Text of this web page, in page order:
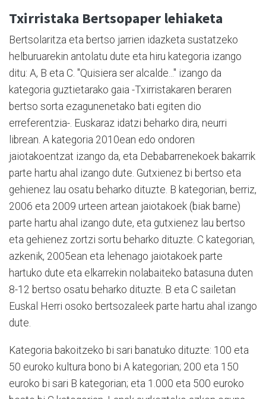
Txirristaka Bertsopaper lehiaketa
Bertsolaritza eta bertso jarrien idazketa sustatzeko
helburuarekin antolatu dute eta hiru kategoria izango
ditu: A, B eta C. "Quisiera ser alcalde..." izango da
kategoria guztietarako gaia -Txirristakaren beraren
bertso sorta ezagunenetako bati egiten dio
erreferentzia-. Euskaraz idatzi beharko dira, neurri
librean. A kategoria 2010ean edo ondoren
jaiotakoentzat izango da, eta Debabarrenekoek bakarrik
parte hartu ahal izango dute. Gutxienez bi bertso eta
gehienez lau osatu beharko dituzte. B kategorian, berriz,
2006 eta 2009 urteen artean jaiotakoek (biak barne)
parte hartu ahal izango dute, eta gutxienez lau bertso
eta gehienez zortzi sortu beharko dituzte. C kategorian,
azkenik, 2005ean eta lehenago jaiotakoek parte
hartuko dute eta elkarrekin nolabaiteko batasuna duten
8-12 bertso osatu beharko dituzte. B eta C sailetan
Euskal Herri osoko bertsozaleek parte hartu ahal izango
dute.
Kategoria bakoitzeko bi sari banatuko dituzte: 100 eta
50 euroko kultura bono bi A kategorian; 200 eta 150
euroko bi sari B kategorian; eta 1.000 eta 500 euroko